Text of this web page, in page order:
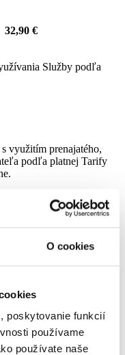
O cookies
poskytovanie funkcií
používame
používate naše
32,90 €
Služby podľa
využitím prenajatého,
podľa platnej Tarify
len s využitím
ConnectBox
od Poskytovateľa
v Tarife
zakúpeného modemu
s odbornou inštaláciou), a
Internet.